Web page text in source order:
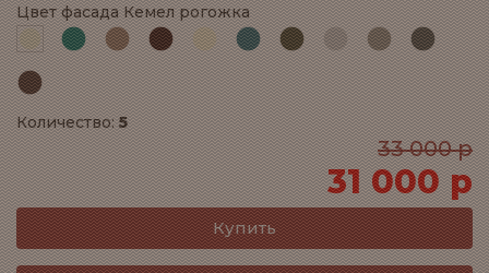
Цвет фасада Кемел рогожка
Количество:5
33 000 р
31 000 р